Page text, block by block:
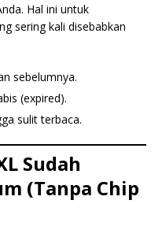
Hal ini untuk
sering kali disebabkan
sebelumnya.
(expired).
sulit terbaca.
Sudah
(Tanpa Chip